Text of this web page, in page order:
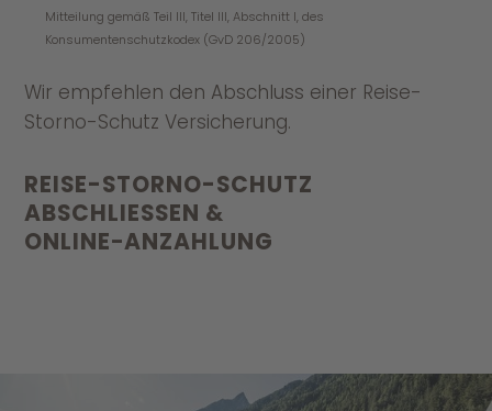
Mitteilung gemäß Teil III, Titel III, Abschnitt I, des
Konsumentenschutzkodex (GvD 206/2005)
Wir empfehlen den Abschluss einer Reise-
Storno-Schutz Versicherung.
REISE-STORNO-SCHUTZ
ABSCHLIESSEN &
ONLINE−ANZAHLUNG